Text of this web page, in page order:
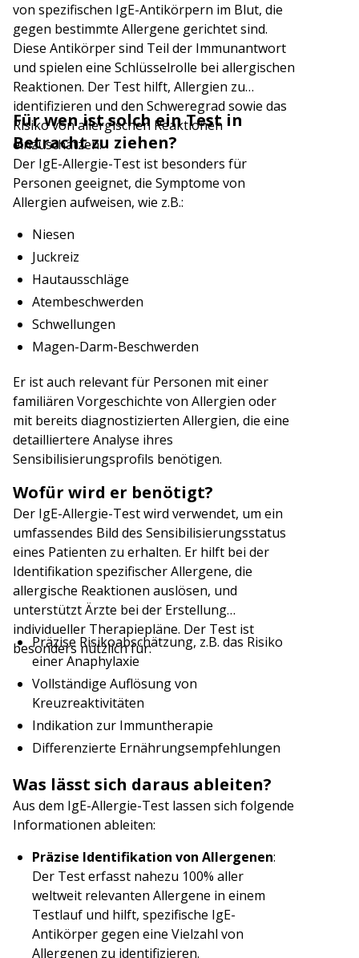
von spezifischen IgE-Antikörpern im Blut, die
gegen bestimmte Allergene gerichtet sind.
Diese Antikörper sind Teil der Immunantwort
und spielen eine Schlüsselrolle bei allergischen
Reaktionen. Der Test hilft, Allergien zu
identifizieren und den Schweregrad sowie das
Risiko von allergischen Reaktionen
einzuschätzen.
Für wen ist solch ein Test in
Betracht zu ziehen?
Der IgE-Allergie-Test ist besonders für
Personen geeignet, die Symptome von
Allergien aufweisen, wie z.B.:
Niesen
Juckreiz
Hautausschläge
Atembeschwerden
Schwellungen
Magen-Darm-Beschwerden
Er ist auch relevant für Personen mit einer
familiären Vorgeschichte von Allergien oder
mit bereits diagnostizierten Allergien, die eine
detailliertere Analyse ihres
Sensibilisierungsprofils benötigen.
Wofür wird er benötigt?
Der IgE-Allergie-Test wird verwendet, um ein
umfassendes Bild des Sensibilisierungsstatus
eines Patienten zu erhalten. Er hilft bei der
Identifikation spezifischer Allergene, die
allergische Reaktionen auslösen, und
unterstützt Ärzte bei der Erstellung
individueller Therapiepläne. Der Test ist
besonders nützlich für:
Präzise Risikoabschätzung, z.B. das Risiko
einer Anaphylaxie
Vollständige Auflösung von
Kreuzreaktivitäten
Indikation zur Immuntherapie
Differenzierte Ernährungsempfehlungen
Was lässt sich daraus ableiten?
Aus dem IgE-Allergie-Test lassen sich folgende
Informationen ableiten:
Präzise Identifikation von Allergenen:
Der Test erfasst nahezu 100% aller
weltweit relevanten Allergene in einem
Testlauf und hilft, spezifische IgE-
Antikörper gegen eine Vielzahl von
Allergenen zu identifizieren.